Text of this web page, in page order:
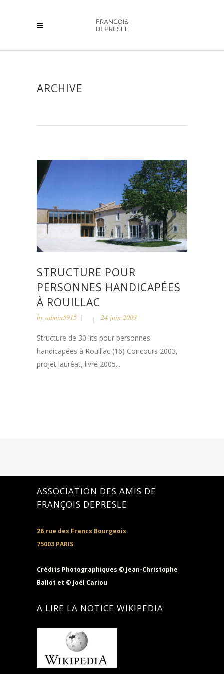
ARCHIVE
STRUCTURE POUR
PERSONNES HANDICAPÉES
À ROUILLAC
by admin5915 24 juin 2003
Structure de 30 lits pour personnes
handicapées à Rouillac (16) Concours 2003,
projet lauréat, livré 2005...
ASSOCIATION DES AMIS DE
FRANÇOIS DEPRESLE
26 rue des Francs Bourgeois
75003 PARIS
Crédits Photographiques © Jean-Christophe
Ballot et © Joël Cariou
A LIRE LA NOTICE WIKIPEDIA